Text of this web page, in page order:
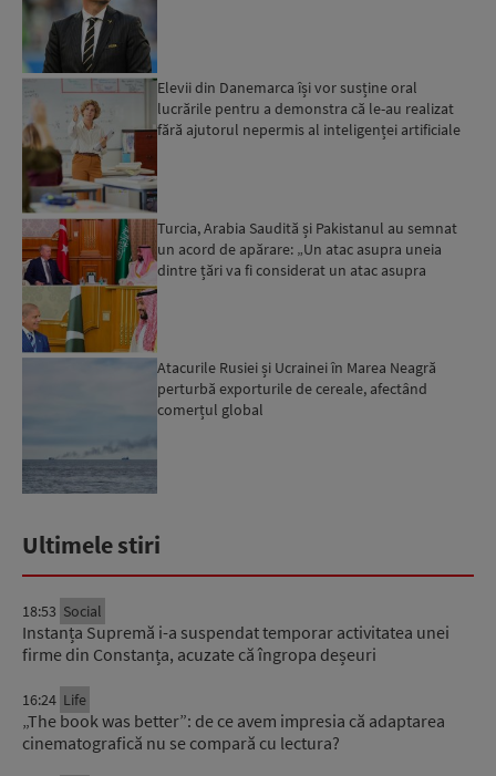
Elevii din Danemarca își vor susține oral
lucrările pentru a demonstra că le-au realizat
fără ajutorul nepermis al inteligenței artificiale
Turcia, Arabia Saudită și Pakistanul au semnat
un acord de apărare: „Un atac asupra uneia
dintre țări va fi considerat un atac asupra
Atacurile Rusiei și Ucrainei în Marea Neagră
perturbă exporturile de cereale, afectând
comerțul global
Ultimele stiri
18:53 Social
Instanța Supremă i-a suspendat temporar activitatea unei
firme din Constanța, acuzate că îngropa deșeuri
16:24 Life
„The book was better”: de ce avem impresia că adaptarea
cinematografică nu se compară cu lectura?